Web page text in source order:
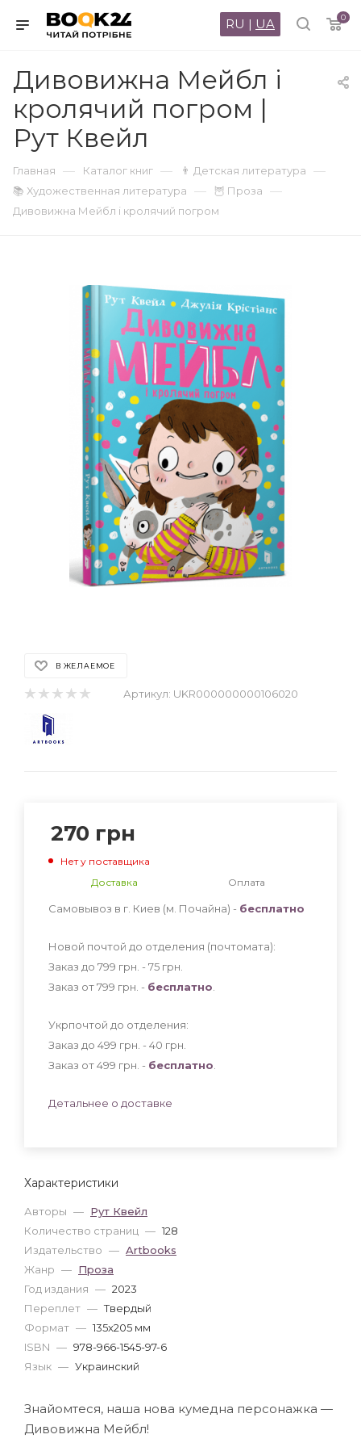
0
RU | UA
Дивовижна Мейбл і
кролячий погром |
Рут Квейл
Главная — Каталог книг — 👨 Детская литература —
📚 Художественная литература — 🦉 Проза —
Дивовижна Мейбл і кролячий погром
В ЖЕЛАЕМОЕ
Артикул: UKR000000000106020
Характеристики
Авторы — Рут Квейл
Количество страниц — 128
Издательство — Artbooks
Жанр — Проза
Год издания — 2023
Переплет — Твердый
Формат — 135x205 мм
ISBN — 978-966-1545-97-6
Язык — Украинский
270 грн
Нет у поставщика
Доставка
Оплата
Самовывоз в г. Киев (м. Почайна) - бесплатно
Новой почтой до отделения (почтомата):
Заказ до 799 грн. - 75 грн
Заказ от 799 грн. - бесплатно
Укрпочтой до отделения:
Заказ до 499 грн. - 40 грн
Заказ от 499 грн. - бесплатно
Детальнее о доставке
Знайомтеся, наша нова кумедна персонажка —
Дивовижна Мейбл!